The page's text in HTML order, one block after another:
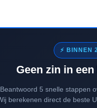
⚡ BINNEN
Geen zin in
Beantwoord 5 snelle stappen
berekenen direct de beste